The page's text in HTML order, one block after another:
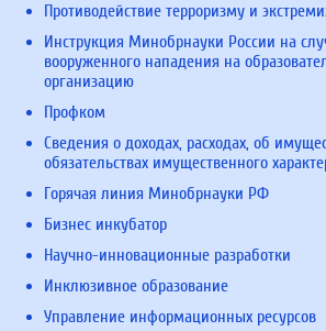
Противодействие терроризму и
Инструкция Минобрнауки России на
вооруженного нападения на
организацию
Профком
Сведения о доходах, расходах, об
обязательствах имущественного
Горячая линия Минобрнауки РФ
Бизнес инкубатор
Научно-инновационные разработки
Инклюзивное образование
Управление информационных ресурсов